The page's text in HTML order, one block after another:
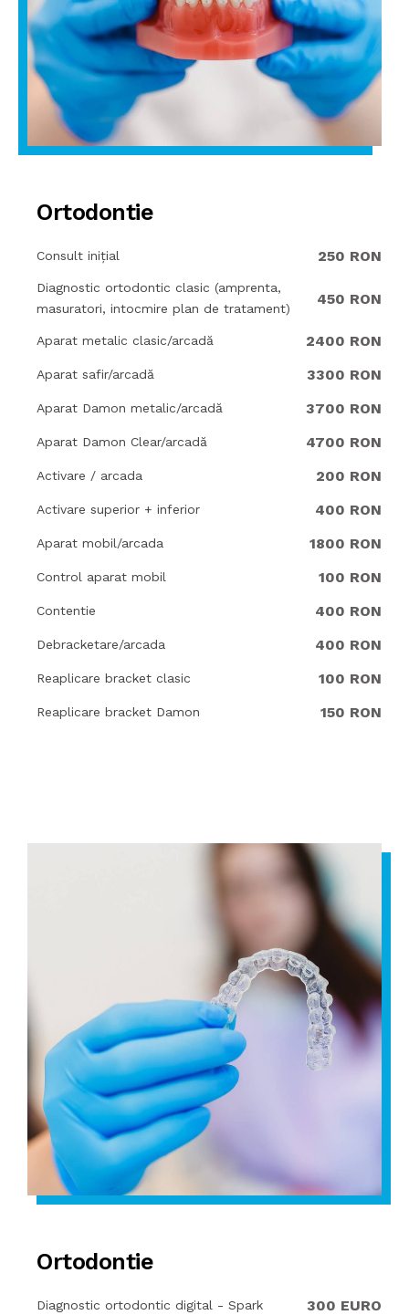
Ortodontie
Consult inițial 250 RON
Diagnostic ortodontic clasic (amprenta,
masuratori, intocmire plan de tratament)
450 RON
Aparat metalic clasic/arcadă 2400 RON
Aparat safir/arcadă 3300 RON
Aparat Damon metalic/arcadă 3700 RON
Aparat Damon Clear/arcadă 4700 RON
Activare / arcada 200 RON
Activare superior + inferior 400 RON
Aparat mobil/arcada 1800 RON
Control aparat mobil 100 RON
Contentie 400 RON
Debracketare/arcada 400 RON
Reaplicare bracket clasic 100 RON
Reaplicare bracket Damon 150 RON
Ortodontie
Diagnostic ortodontic digital - Spark 300 EURO